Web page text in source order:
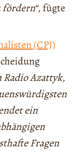
, fügte
(CPJ)
Radio Azattyk,
ein
Fragen